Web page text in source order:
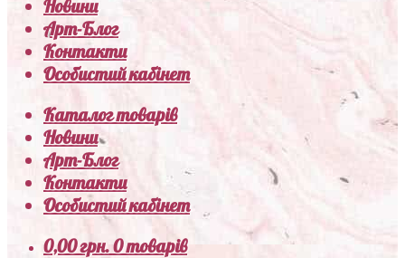
Новини
Арт-Блог
Контакти
Особистий кабінет
Каталог товарів
Новини
Арт-Блог
Контакти
Особистий кабінет
0,00грн.0 товарів